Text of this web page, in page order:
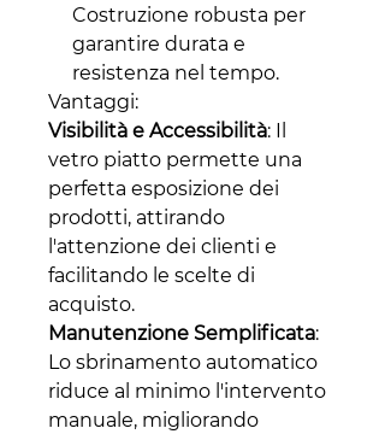
Costruzione robusta per
garantire durata e
resistenza nel tempo.
Vantaggi:
Visibilità e Accessibilità: Il
vetro piatto permette una
perfetta esposizione dei
prodotti, attirando
l'attenzione dei clienti e
facilitando le scelte di
acquisto.
Manutenzione Semplificata:
Lo sbrinamento automatico
riduce al minimo l'intervento
manuale, migliorando